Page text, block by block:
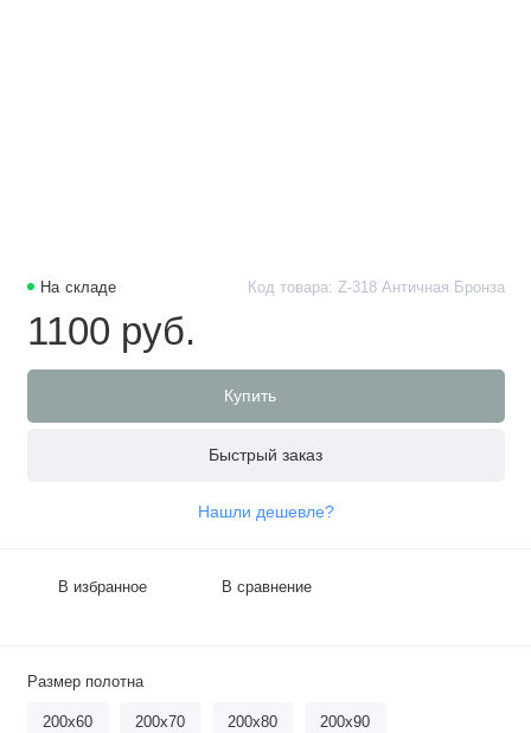
На складе Код товара: Z-318 Античная Бронза
1100 руб.
Купить
Быстрый заказ
Нашли дешевле?
В избранное В сравнение
Размер полотна
200х60 200х70 200х80 200х90